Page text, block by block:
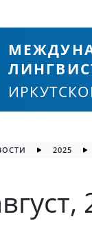
2025